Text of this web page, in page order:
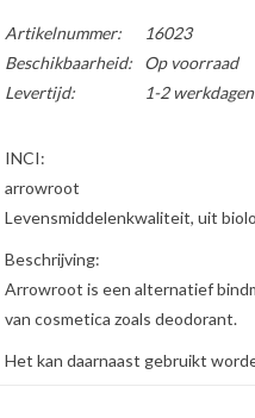
Artikelnummer:
16023
Beschikbaarheid:
Op voorraad
Levertijd:
1-2 werkdagen
INCI:
arrowroot
Levensmiddelenkwaliteit, uit
Beschrijving:
Arrowroot is een alternatief
van cosmetica zoals deodorant.
Het kan daarnaast gebruikt